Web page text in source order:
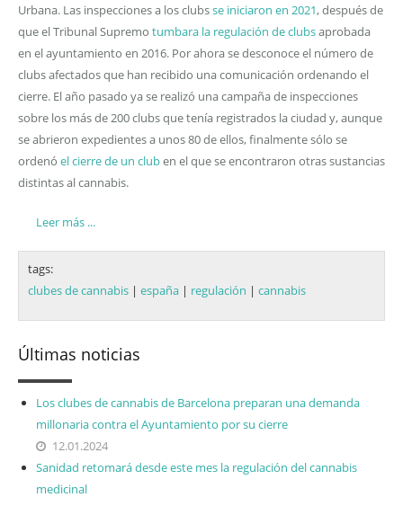
Urbana. Las inspecciones a los clubsse iniciaron en 2021, después de
que el Tribunal Supremo tumbara la regulación de clubsaprobada
en el ayuntamiento en 2016. Por ahora se desconoce el número de
clubs afectados que han recibido una comunicación ordenando el
cierre. El año pasado ya se realizó una campaña de inspecciones
sobre los más de 200 clubs que tenía registrados la ciudad y, aunque
se abrieron expedientes a unos 80 de ellos, finalmente sólo se
ordenó el cierre de un cluben el que se encontraron otras sustancias
distintas al cannabis.
Leer más ...
tags:
clubes de cannabis | españa | regulación | cannabis
Últimas noticias
Los clubes de cannabis de Barcelona preparan una demanda
millonaria contra el Ayuntamiento por su cierre
12.01.2024
Sanidad retomará desde este mes la regulación del cannabis
medicinal